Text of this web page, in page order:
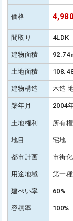
価格
間取り 4LDK
建物面積 92.74
土地面積
建物構造 木造
築年月 2004
土地権利 所有権
地目 宅地
都市計画 市街
用途地域 第一
建ぺい率 60%
容積率 100%